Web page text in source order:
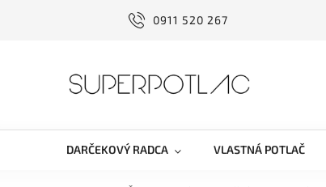
0911 520 267
DARČEKOVÝ RADCA VLASTNÁ POTLAČ